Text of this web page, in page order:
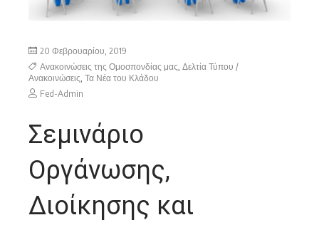
20 Φεβρουαρίου, 2019
Ανακοινώσεις της Ομοσπονδίας μας Δελτία Τύπου /
Ανακοινώσεις Τα Νέα του Κλάδου
Fed-Admin
Σεμινάριο
Οργάνωσης,
Διοίκησης και